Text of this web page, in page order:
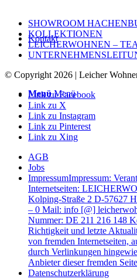
Kontakt
Menü Menü
SHOWROOM
KOLLEKTIONEN
LEICHERWOHNEN –
© Copyright 2026 | Leicher
Link zu Facebook
Link zu X
Link zu Instagram
Link zu Pinterest
Link zu Xing
AGB
Jobs
ImpressumImpressum:
Internetseiten:
Kolping-Straße 2 D-57627
– 0 Mail: info [@]
Nummer: DE 211 216 148
Richtigkeit und letzte
von fremden Internetseiten,
durch Verlinkungen
Anbieter dieser fremden
Datenschutzerklärung